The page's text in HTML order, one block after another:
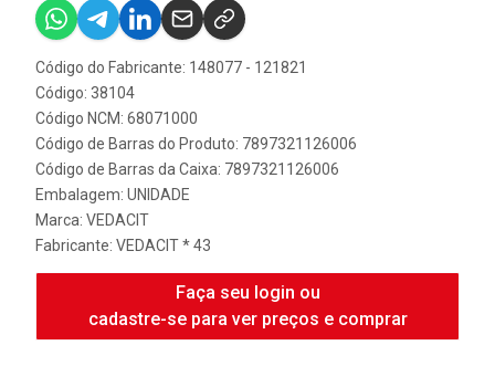
Código do Fabricante: 148077 - 121821
Código: 38104
Código NCM: 68071000
Código de Barras do Produto: 7897321126006
Código de Barras da Caixa: 7897321126006
Embalagem: UNIDADE
Marca: VEDACIT
Fabricante: VEDACIT * 43
Faça seu login ou
cadastre-se para ver preços e comprar